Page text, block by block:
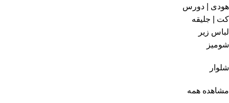
هودی | دورس
کت | جلیقه
لباس زیر
شومیز
شلوار
مشاهده همه